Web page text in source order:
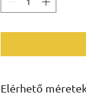
Elérhető